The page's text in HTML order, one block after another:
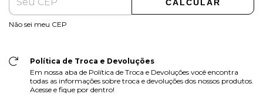
CALCULAR
Não sei meu CEP
Política de Troca e Devoluções
Em nossa aba de Política de Troca e Devoluções você encontra
todas as informações sobre troca e devoluções dos nossos produtos.
Acesse e fique por dentro!